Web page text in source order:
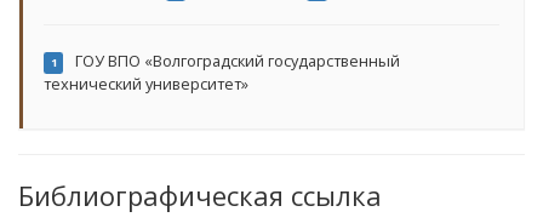
1
ГОУ ВПО «Волгоградский государственный
технический университет»
Библиографическая ссылка